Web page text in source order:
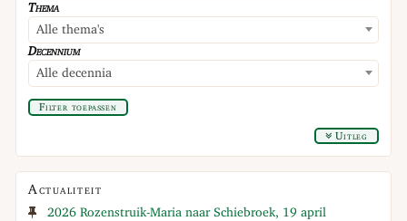
Thema
Alle thema's
Decennium
Alle decennia
Filter toepassen
Uitleg
Actualiteit
2026 Rozenstruik-Maria naar Schiebroek, 19 april